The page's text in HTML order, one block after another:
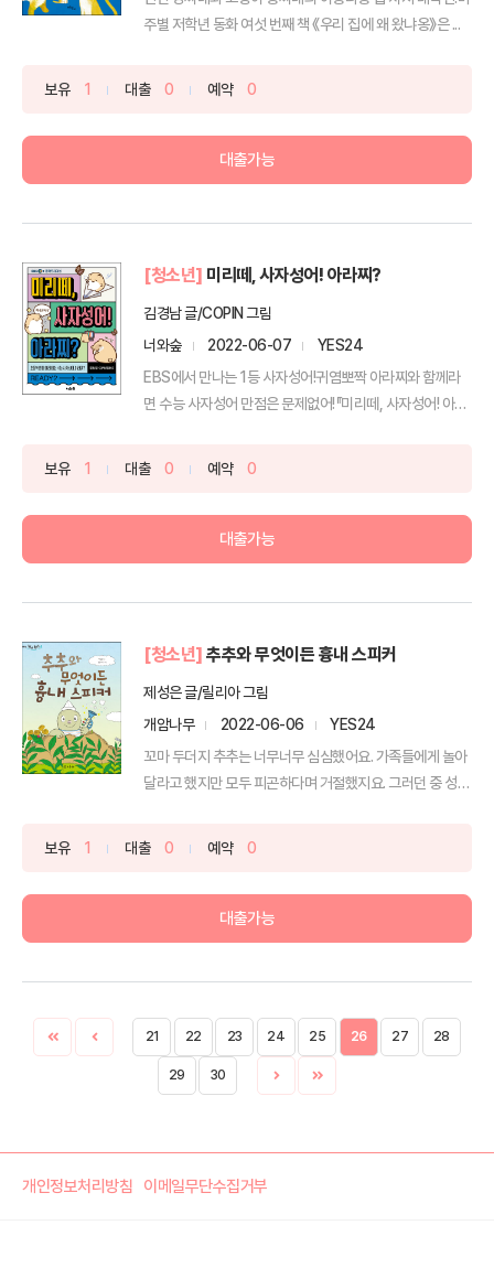
주별 저학년 동화 여섯 번째 책 《우리 집에 왜 왔냐옹》은 ...
보유 1 대출 0 예약 0
대출가능
[청소년] 미리떼, 사자성어! 아라찌?
김경남 글/COPIN 그림
너와숲
2022-06-07
YES24
EBS에서 만나는 1등 사자성어!귀염뽀짝 아라찌와 함께라
면 수능 사자성어 만점은 문제없어!『미리떼, 사자성어! 아라
보유 1 대출 0 예약 0
대출가능
[청소년] 추추와 무엇이든 흉내 스피커
제성은 글/릴리아 그림
개암나무
2022-06-06
YES24
꼬마 두더지 추추는 너무너무 심심했어요. 가족들에게 놀아
달라고 했지만 모두 피곤하다며 거절했지요. 그러던 중 성대
보유 1 대출 0 예약 0
대출가능
21 22 23 24 25 26 27 28
29 30
개인정보처리방침 이메일무단수집거부